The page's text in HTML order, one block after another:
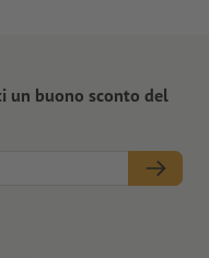
un buono sconto del